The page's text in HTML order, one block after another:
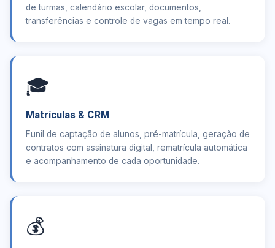
de turmas, calendário escolar, documentos,
transferências e controle de vagas em tempo real.
🎓
Matrículas & CRM
Funil de captação de alunos, pré-matrícula, geração de
contratos com assinatura digital, rematrícula automática
e acompanhamento de cada oportunidade.
💰